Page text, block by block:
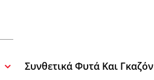
Συνθετικά Φυτά Και Γκαζόν